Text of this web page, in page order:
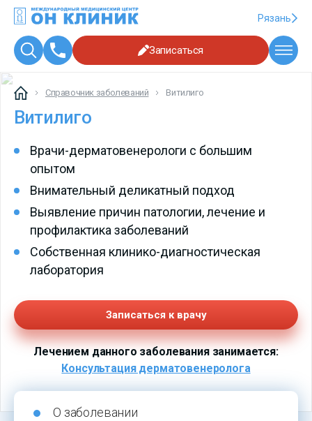
Рязань
Записаться
Справочник заболеваний Витилиго
Витилиго
Врачи-дерматовенерологи с большим
опытом
Внимательный деликатный подход
Выявление причин патологии, лечение и
профилактика заболеваний
Собственная клинико-диагностическая
лаборатория
Записаться к врачу
Лечением данного заболевания занимается:
Консультация дерматовенеролога
О заболевании